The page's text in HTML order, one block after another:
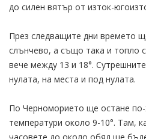
до силен вятър от изток-
През следващите дни времето
слънчево, а също така и топло
вече между 13 и 18°.
нулата, на места и под нулата.
По Черноморието ще остане по-
температури около 9-10°. Там,